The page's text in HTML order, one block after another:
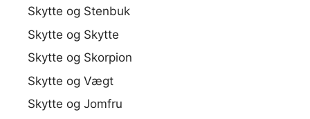
Skytte og Stenbuk
Skytte og Skytte
Skytte og Skorpion
Skytte og Vægt
Skytte og Jomfru